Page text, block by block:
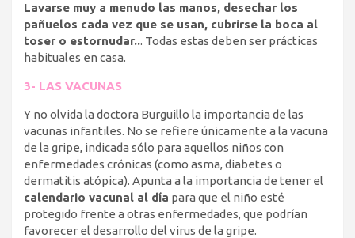
Lavarse muy a menudo las manos, desechar los
pañuelos cada vez que se usan, cubrirse la boca al
toser o estornudar... Todas estas deben ser prácticas
habituales en casa.
3- LAS VACUNAS
Y no olvida la doctora Burguillo la importancia de las
vacunas infantiles. No se refiere únicamente a la vacuna
de la gripe, indicada sólo para aquellos niños con
enfermedades crónicas (como asma, diabetes o
dermatitis atópica). Apunta a la importancia de tener el
calendario vacunal al día para que el niño esté
protegido frente a otras enfermedades, que podrían
favorecer el desarrollo del virus de la gripe.